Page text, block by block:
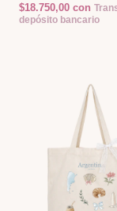
$18.750,00 con
depósito bancario